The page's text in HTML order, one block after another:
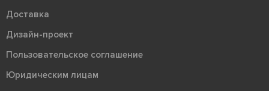
Доставка
Дизайн-проект
Пользовательское соглашение
Юридическим лицам